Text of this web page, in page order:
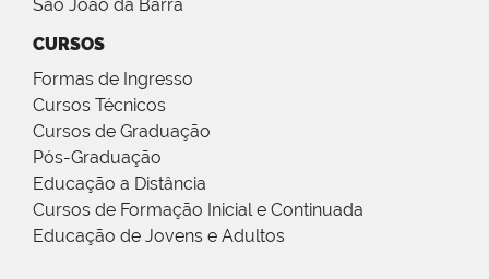
São João da Barra
CURSOS
Formas de Ingresso
Cursos Técnicos
Cursos de Graduação
Pós-Graduação
Educação a Distância
Cursos de Formação Inicial e Continuada
Educação de Jovens e Adultos